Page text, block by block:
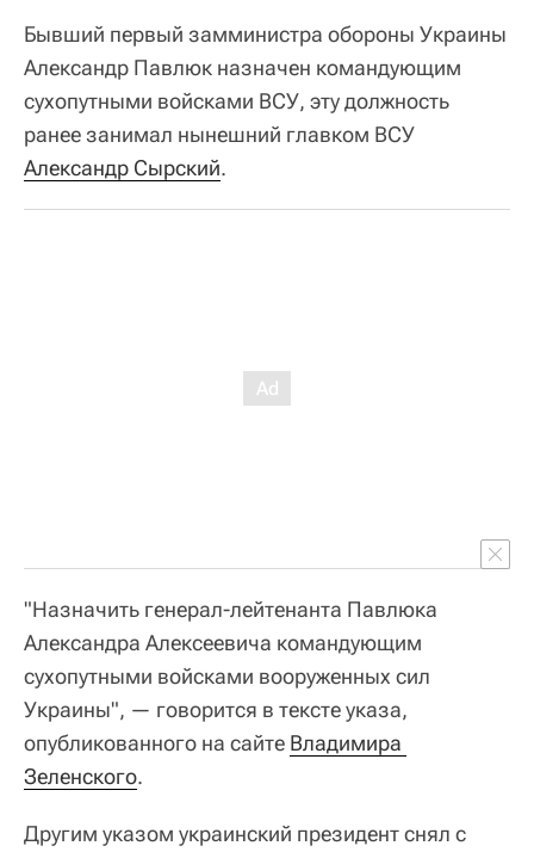
Бывший первый замминистра обороны Украины
Александр Павлюк назначен командующим
сухопутными войсками ВСУ, эту должность
ранее занимал нынешний главком ВСУ
Александр Сырский.
"Назначить генерал-лейтенанта Павлюка
Александра Алексеевича командующим
сухопутными войсками вооруженных сил
Украины", — говорится в тексте указа,
опубликованного на сайте Владимира
Зеленского.
Другим указом украинский президент снял с